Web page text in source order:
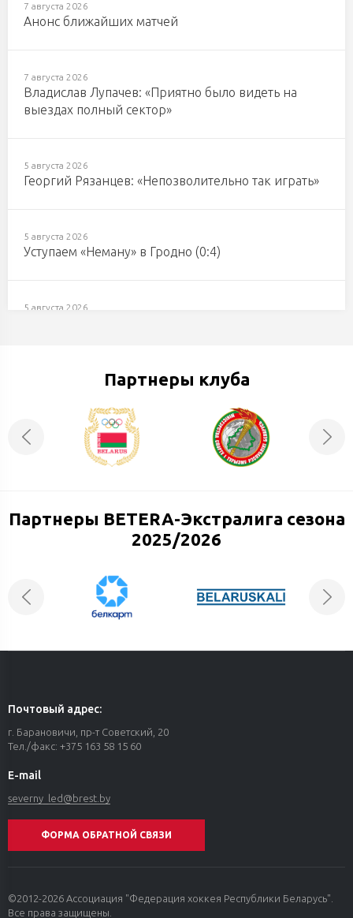
7 августа 2026
Анонс ближайших матчей
7 августа 2026
Владислав Лупачев: «Приятно было видеть на
выездах полный сектор»
5 августа 2026
Георгий Рязанцев: «Непозволительно так играть»
5 августа 2026
Уступаем «Неману» в Гродно (0:4)
5 августа 2026
Денис Александрович, с Днем Рождения!
Георгий Рязанцев: «Игра в неравных составах
меньшинством, пересмотрим моменты с
удалениями»
Партнеры клуба
Партнеры BETERA-Экстралига сезона
2025/2026
Почтовый адрес:
г. Барановичи, пр-т Советский, 20
Тел./факс: +375 163 58 15 60
E-mail
severny_led@ brest.by
ФОРМА ОБРАТНОЙ СВЯЗИ
©2012-2026 Ассоциация "Федерация хоккея Республики Беларусь".
Все права защищены.